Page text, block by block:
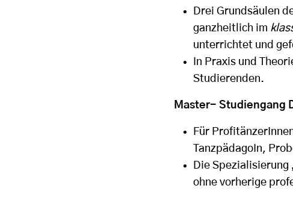
Drei Grundsäulen
ganzheitlich im
unterrichtet und
In Praxis und
Studierenden.
Master- Studiengang
Für
TanzpädagoIn,
Die Spezialisierung
ohne vorherige